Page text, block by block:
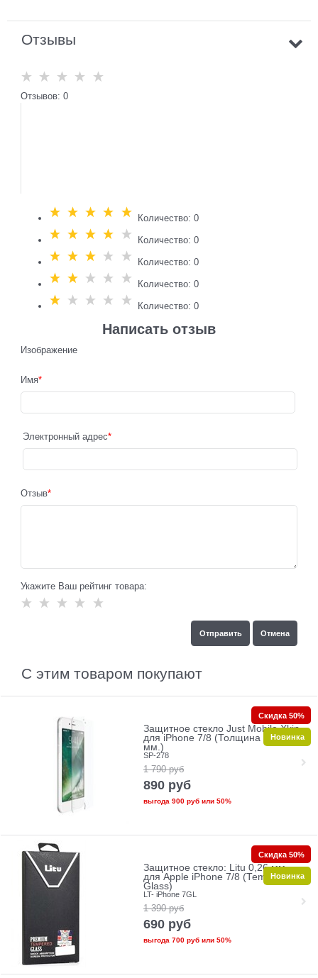
Отзывы
Отзывов: 0
Количество: 0
Количество: 0
Количество: 0
Количество: 0
Количество: 0
Написать отзыв
Изображение
Имя
Электронный адрес
Отзыв
Укажите Ваш рейтинг товара:
С этим товаром покупают
Защитное стекло Just Mobile Xkin
для iPhone 7/8 (Толщина 0.33
мм.)
SP-278
1 790 руб
890 руб
выгода 900 рубили 50%
Скидка 50%
Новинка
Защитное стекло: Litu 0,26 мм
для Apple iPhone 7/8 (Tempered
Glass)
LT- iPhone 7GL
1 390 руб
690 руб
выгода 700 рубили 50%
Скидка 50%
Новинка